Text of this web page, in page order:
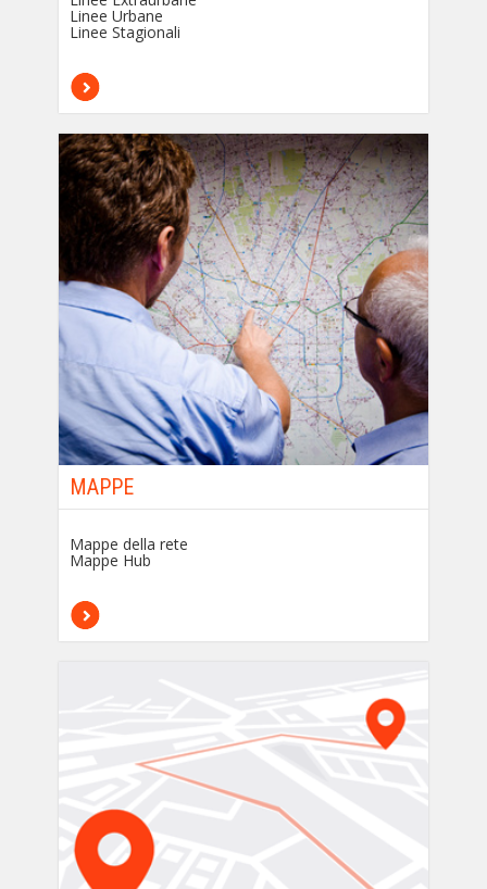
Linee Urbane
Linee Stagionali
MAPPE
Mappe della rete
Mappe Hub